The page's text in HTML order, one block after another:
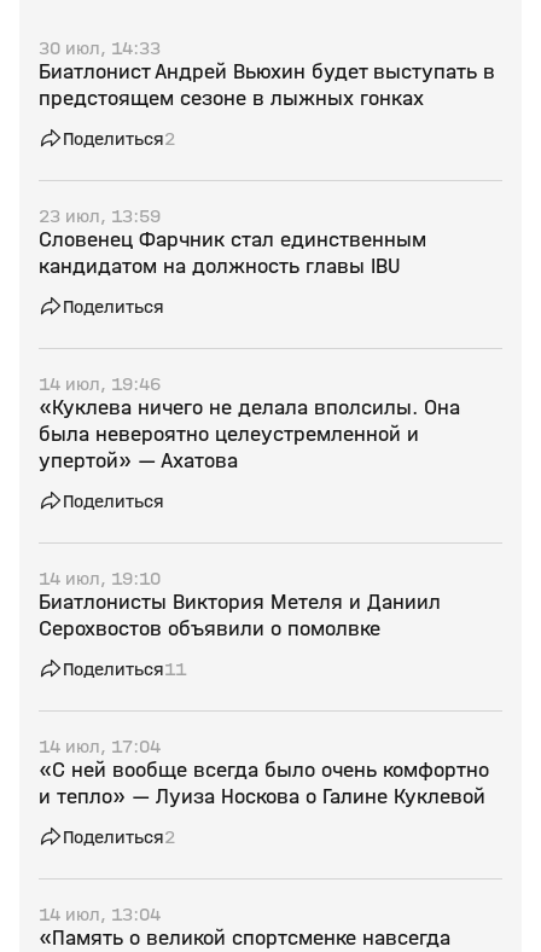
30 июл, 14:33
Биатлонист Андрей Вьюхин будет выступать в
предстоящем сезоне в лыжных гонках
Поделиться2
23 июл, 13:59
Словенец Фарчник стал единственным
кандидатом на должность главы IBU
Поделиться
14 июл, 19:46
«Куклева ничего не делала вполсилы. Она
была невероятно целеустремленной и
упертой» — Ахатова
Поделиться
14 июл, 19:10
Биатлонисты Виктория Метеля и Даниил
Серохвостов объявили о помолвке
Поделиться11
14 июл, 17:04
«С ней вообще всегда было очень комфортно
и тепло» — Луиза Носкова о Галине Куклевой
Поделиться2
14 июл, 13:04
«Память о великой спортсменке навсегда